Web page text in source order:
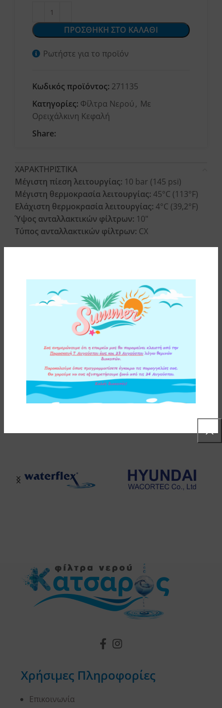
ΠΡΟΣΘΗΚΗ ΣΤΟ ΚΑΛΑΘΙ
Ρωτήστε για το προϊόν
Κωδικός προϊόντος: 271135
Κατηγορίες: Φίλτρα Νερού, Με
Ορειχάλκινη Κεφαλή
Share:
ΧΑΡΑΚΤΗΡΙΣΤΙΚΑ
Μέγιστη πίεση λειτουργίας: 10 bar (145 psi)
Μέγιστη θερμοκρασία λειτουργίας: 45°C (113°F)
Ελάχιστη θερμοκρασία λειτουργίας: 4°C (39,2°F)
Ύψος ανταλλακτικών φίλτρων: 10″
Τύπος ανταλλακτικών φίλτρων: CX
ΟΔΗΓΙΕΣ ΕΓΚΑΤΑΣΤΑΣΗΣ
ΕΠΙΠΛΕΟΝ ΠΛΗΡΟΦΟΡΙΕΣ
Χρήσιμες Πληροφορίες
Επικοινωνία